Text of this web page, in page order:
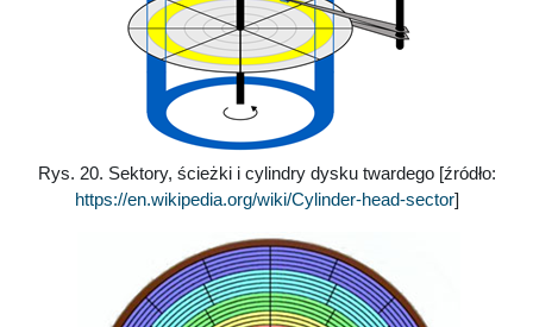
Rys. 20. Sektory, ścieżki i cylindry dysku twardego [źródło:
https://en.wikipedia.org/wiki/Cylinder-head-sector]